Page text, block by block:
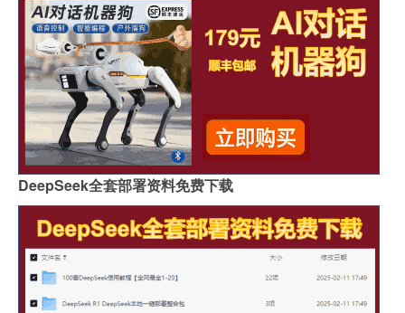
DeepSeek全套部署资料免费下载